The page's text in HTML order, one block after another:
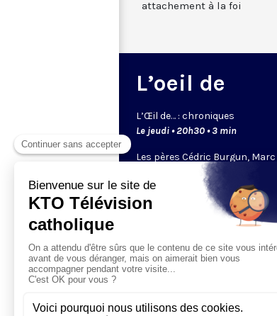
attachement à la foi
L’oeil de
L’Œil de… : chroniques
Le jeudi • 20h30 • 3 min
Les pères Cédric Burgun,
Bernard Devert ou Éric de
chacun un regard bien à eux.
chroniques bousculent et
réfléchir. Ce sont les
viennent partager leur point
sujet qui leur tient à coeur.